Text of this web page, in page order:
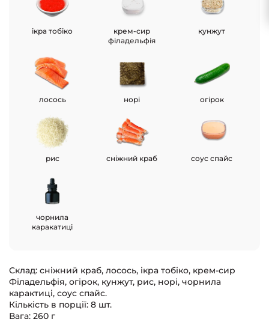
ікра тобіко
крем-сир
філадельфія
кунжут
лосось норі огірок
рис сніжний краб соус спайс
чорнила
каракатиці
Склад: сніжний краб, лосось, ікра тобіко, крем-сир
Філадельфія, огірок, кунжут, рис, норі, чорнила
карактиці, соус спайс.
Кількість в порції: 8 шт.
Вага: 260 г